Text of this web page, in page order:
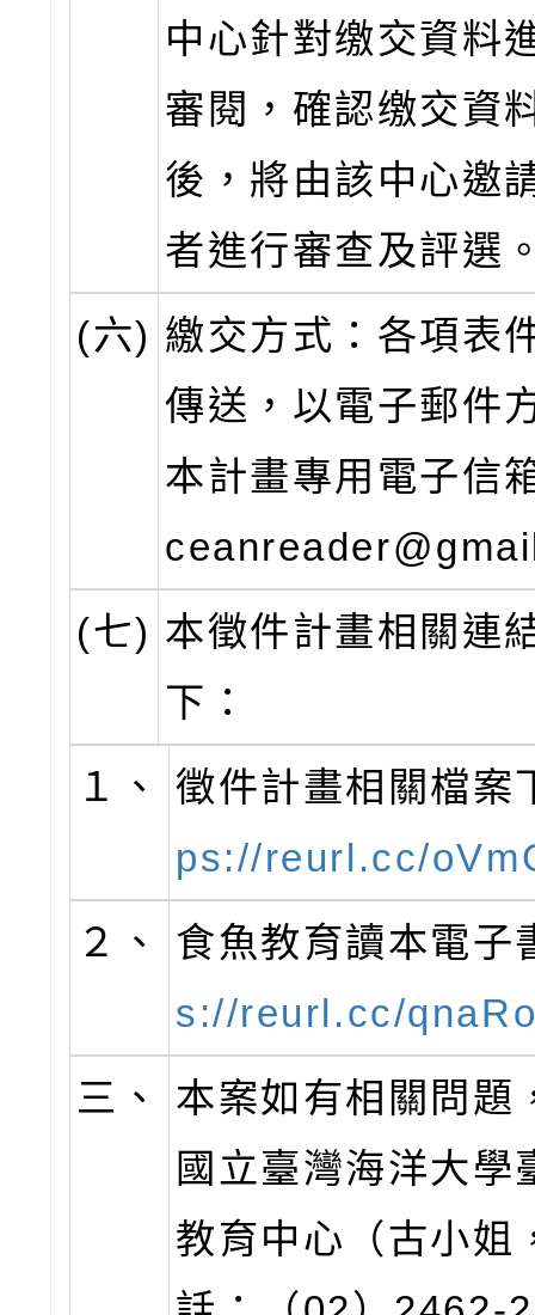
中心針對缴交資料
審閱，確認缴交資
後，將由該中心邀
者進行審查及評選
(六) 繳交方式：各項表
傳送，以電子郵件
本計畫專用電子信
(七) 本徵件計畫相關連
下：
１、
徵件計畫相關檔案
ps://reurl.cc/
２、
食魚教育讀本電子
s://reurl.cc/
三、
本案如有相關問題
國立臺灣海洋大學
教育中心（古小姐